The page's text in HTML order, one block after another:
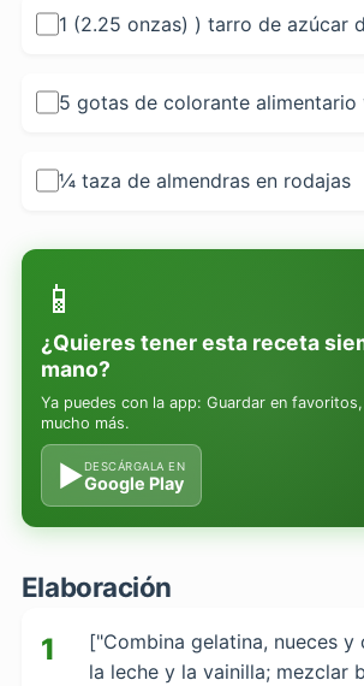
1 (2.25 onzas) ) tarro de azúcar
5 gotas de colorante alimentario
¼ taza de almendras en rodajas
📱
¿Quieres tener esta receta
mano?
Ya puedes con la app: Guardar en
mucho más.
▶DESCÁRGALA EN
Google Play
Elaboración
1
["Combina gelatina, nueces y
la leche y la vainilla; mezclar